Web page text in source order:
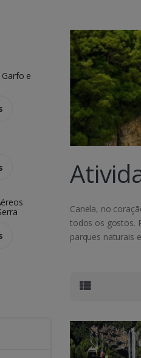
e
Canela, no
todos os gostos.
parques naturais